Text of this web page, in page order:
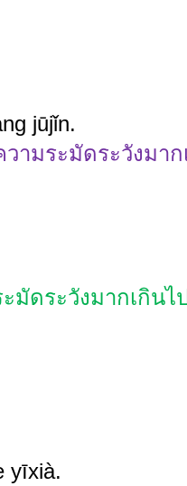
jūjǐn.
ามระมัดระวังมา
มัดระวังมากเกินไ
yīxià.